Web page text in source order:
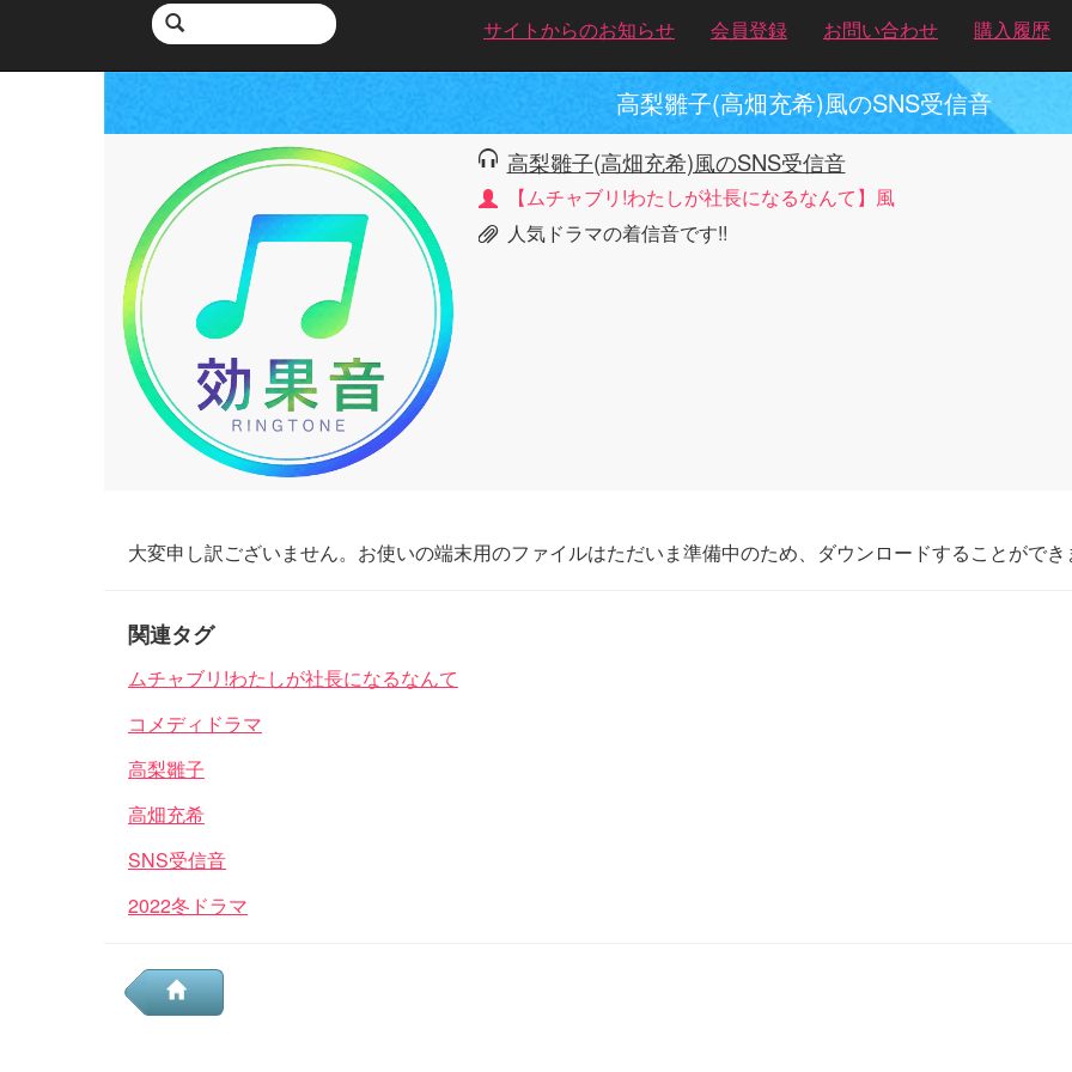
サイトからのお知らせ 会員登録 お問い合わせ 購入履歴
高梨雛子(高畑充希)風のSNS受信音
高梨雛子(高畑充希)風のSNS受信音
【ムチャブリ!わたしが社長になるなんて】風
人気ドラマの着信音です!!
大変申し訳ございません。お使いの端末用のファイルはただいま準備中のため、ダウンロードすることがで
関連タグ
ムチャブリ!わたしが社長になるなんて
コメディドラマ
高梨雛子
高畑充希
SNS受信音
2022冬ドラマ